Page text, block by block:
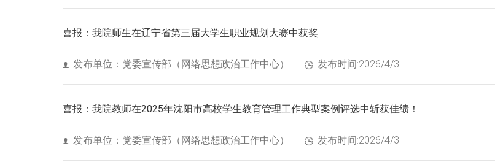
喜报：我院师生在辽宁省第三届大学生职业规划大赛中获奖
发布单位：党委宣传部（网络思想政治工作中心） 发布时间:2026/4/3
喜报：我院教师在2025年沈阳市高校学生教育管理工作典型案例评选中斩获佳绩！
发布单位：党委宣传部（网络思想政治工作中心） 发布时间:2026/4/3